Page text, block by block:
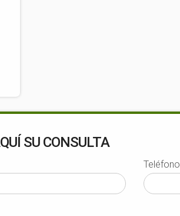
SU CONSULTA
Teléfono